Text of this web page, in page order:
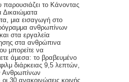
το Κάνοντας
μια εισαγωγή στο
ανθρωπίνων
στα εργαλεία
στα ανθρώπινα
μπορείτε να
άμεσα: το βραβευμένο
διάρκειας 9,5 λεπτών,
Ανθρωπίνων
30 ανακοινώσεις κοινής